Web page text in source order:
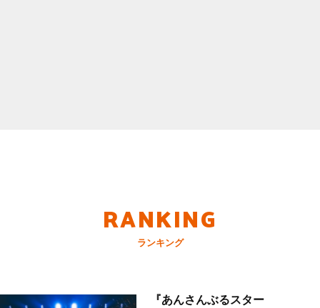
RANKING
ランキング
『あんさんぶるスター